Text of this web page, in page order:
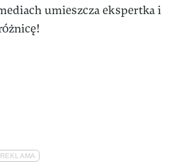
umieszcza ekspertka i